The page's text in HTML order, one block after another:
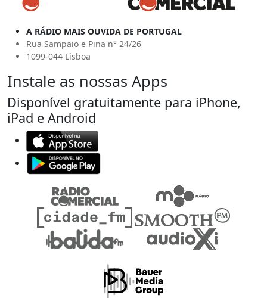
A RÁDIO MAIS OUVIDA DE PORTUGAL
Rua Sampaio e Pina n° 24/26
1099-044 Lisboa
Instale as nossas Apps
Disponível gratuitamente para iPhone,
iPad e Android